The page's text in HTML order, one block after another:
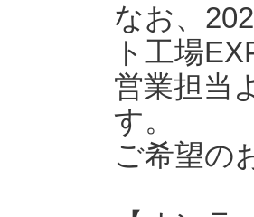
なお、
ト工場
営業担当
す。
ご希望の